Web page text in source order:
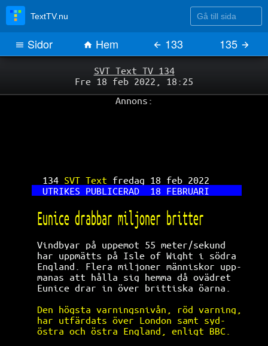
SVT Text TV 134
Fre 18 feb 2022, 18:25
Annons:
134 SVT Text fredag 18 feb 2022
UTRIKES PUBLICERAD  18 FEBRUARI
Eunice drabbar miljoner britter
Vindbyar på uppemot 55 meter/sekund
har uppmätts på Isle of Wight i södra
England. Flera miljoner människor upp-
manas att hålla sig hemma då ovädret
Eunice drar in över brittiska öarna.
Den högsta varningsnivån, röd varning,
har utfärdats över London samt syd-
östra och östra England, enligt BBC.
TextTV.nu Gå till sida
Sidor Hem 133 135